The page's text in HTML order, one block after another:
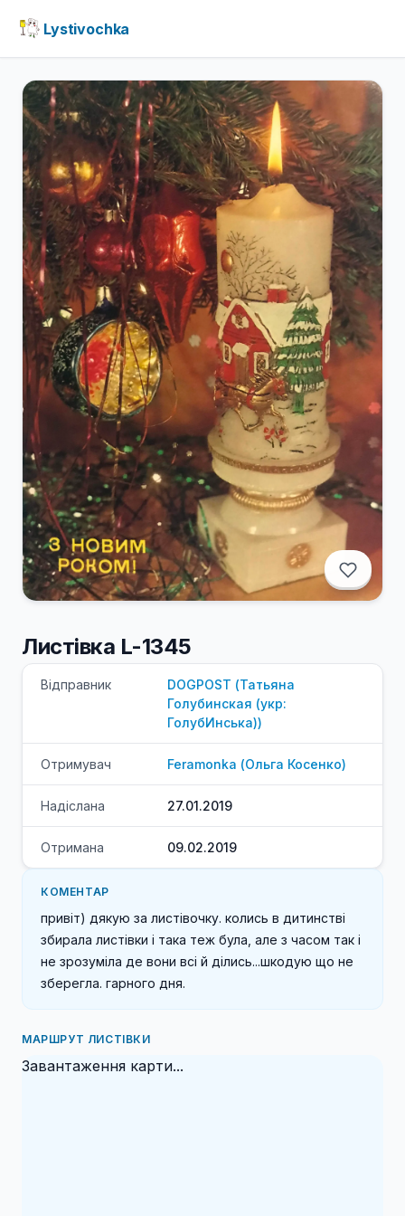
Lystivochka
Листівка L-1345
Відправник DOGPOST (Татьяна
Голубинская (укр:
ГолубИнська))
Отримувач Feramonka (Ольга Косенко)
Надіслана 27.01.2019
Отримана 09.02.2019
КОМЕНТАР
привіт) дякую за листівочку. колись в дитинстві
збирала листівки і така теж була, але з часом так і
не зрозуміла де вони всі й ділись...шкодую що не
зберегла. гарного дня.
МАРШРУТ ЛИСТІВКИ
Завантаження карти...